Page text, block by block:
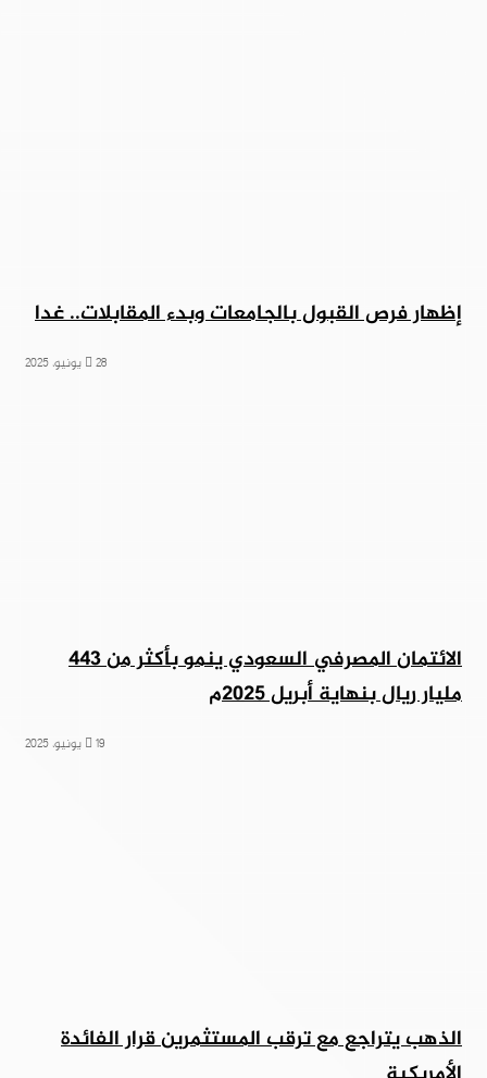
إظهار فرص القبول بالجامعات وبدء المقابلات.. غدا
28 يونيو، 2025
الائتمان المصرفي السعودي ينمو بأكثر من 443
مليار ريال بنهاية أبريل 2025م
19 يونيو، 2025
الذهب يتراجع مع ترقب المستثمرين قرار الفائدة